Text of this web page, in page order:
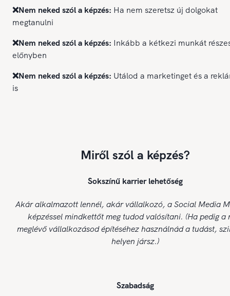
❌Nem neked szól a képzés: Ha nem szeretsz új dolgokat
megtanulni
❌Nem neked szól a képzés: Inkább a kétkezi munkát
előnyben
❌Nem neked szól a képzés: Utálod a marketinget és a
is
Miről szól a képzés?
Sokszínű karrier lehetőség
Akár alkalmazott lennél, akár vállalkozó, a Social Media
képzéssel mindkettőt meg tudod valósítani. (Ha pedig a
meglévő vállalkozásod építéséhez használnád a tudást,
helyen jársz.)
Szabadság